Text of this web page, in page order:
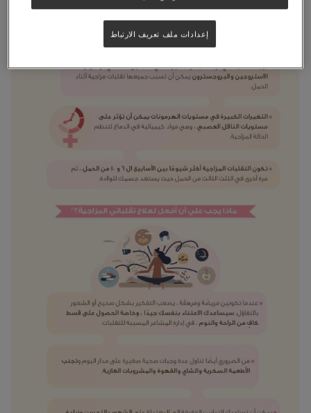
إعدادات ملف تعريف الارتباط